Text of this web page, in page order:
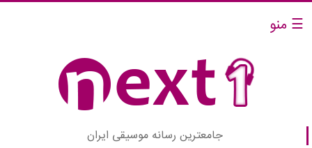
☰ منو
جامعترین رسانه موسیقی ایران